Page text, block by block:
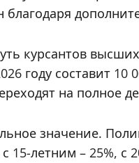
благодаря
курсантов
году составит
на полное
значение.
с 15-летним – 25%,